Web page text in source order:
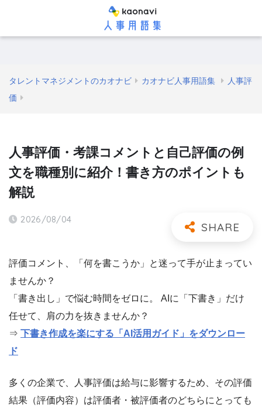
タレントマネジメントのカオナビ カオナビ人事用語集
人事評
価
人事評価・考課コメントと自己評価の例
文を職種別に紹介！書き方のポイントも
解説
2026/08/04
評価コメント、「何を書こうか」と迷って手が止まってい
ませんか？
「書き出し」で悩む時間をゼロに。 AIに「下書き」だけ
任せて、肩の力を抜きませんか？
⇒ 下書き作成を楽にする「AI活用ガイド」をダウンロー
ド
多くの企業で、人事評価は給与に影響するため、その評価
結果（評価内容）は評価者・被評価者のどちらにとっても